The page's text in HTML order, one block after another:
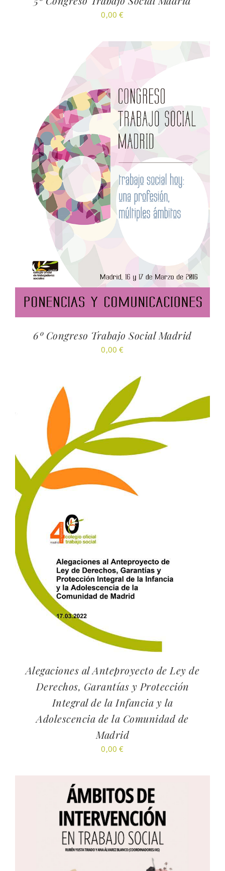
0,00€
6º Congreso Trabajo Social Madrid
0,00€
Alegaciones al Anteproyecto de Ley de
Derechos, Garantías y Protección
Integral de la Infancia y la
Adolescencia de la Comunidad de
Madrid
0,00€